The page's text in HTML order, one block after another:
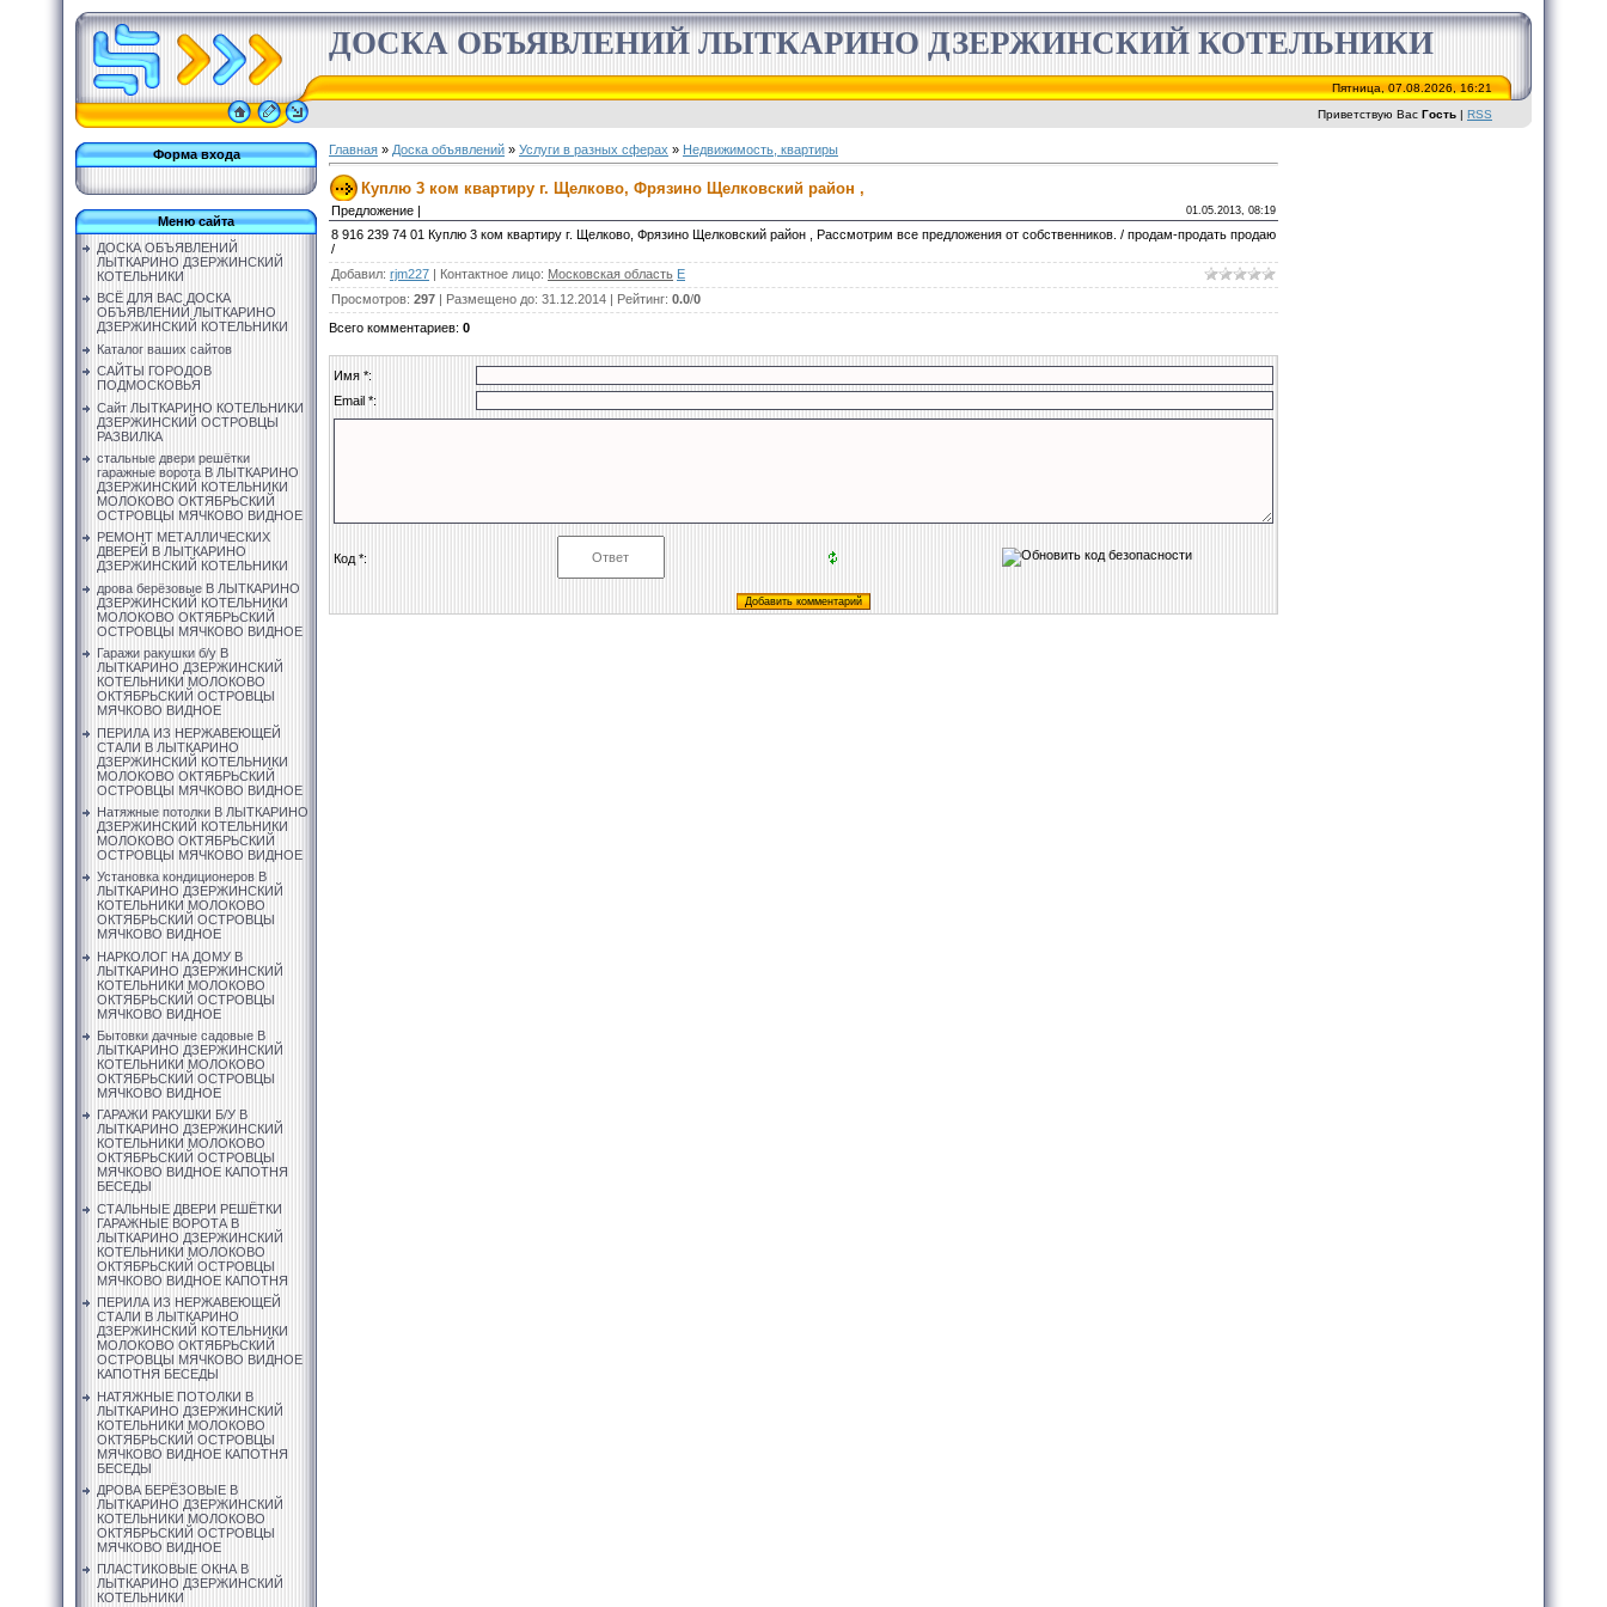
ДОСКА ОБЪЯВЛЕНИЙ ЛЫТКАРИНО ДЗЕРЖИНСКИЙ КОТЕЛЬНИКИ
Пятница, 07.08.2026, 16:21
Приветствую Вас Гость | RSS
Форма входа
Меню сайта
ДОСКА ОБЪЯВЛЕНИЙ
ЛЫТКАРИНО ДЗЕРЖИНСКИЙ
КОТЕЛЬНИКИ
ВСЁ ДЛЯ ВАС ДОСКА
ОБЪЯВЛЕНИЙ ЛЫТКАРИНО
ДЗЕРЖИНСКИЙ КОТЕЛЬНИКИ
Каталог ваших сайтов
САЙТЫ ГОРОДОВ
ПОДМОСКОВЬЯ
Сайт ЛЫТКАРИНО КОТЕЛЬНИКИ
ДЗЕРЖИНСКИЙ ОСТРОВЦЫ
РАЗВИЛКА
стальные двери решётки
гаражные ворота В ЛЫТКАРИНО
ДЗЕРЖИНСКИЙ КОТЕЛЬНИКИ
МОЛОКОВО ОКТЯБРЬСКИЙ
ОСТРОВЦЫ МЯЧКОВО ВИДНОЕ
РЕМОНТ МЕТАЛЛИЧЕСКИХ
ДВЕРЕЙ В ЛЫТКАРИНО
ДЗЕРЖИНСКИЙ КОТЕЛЬНИКИ
дрова берёзовые В ЛЫТКАРИНО
ДЗЕРЖИНСКИЙ КОТЕЛЬНИКИ
МОЛОКОВО ОКТЯБРЬСКИЙ
ОСТРОВЦЫ МЯЧКОВО ВИДНОЕ
Гаражи ракушки б/у В
ЛЫТКАРИНО ДЗЕРЖИНСКИЙ
КОТЕЛЬНИКИ МОЛОКОВО
ОКТЯБРЬСКИЙ ОСТРОВЦЫ
МЯЧКОВО ВИДНОЕ
ПЕРИЛА ИЗ НЕРЖАВЕЮЩЕЙ
СТАЛИ В ЛЫТКАРИНО
ДЗЕРЖИНСКИЙ КОТЕЛЬНИКИ
МОЛОКОВО ОКТЯБРЬСКИЙ
ОСТРОВЦЫ МЯЧКОВО ВИДНОЕ
Натяжные потолки В ЛЫТКАРИНО
ДЗЕРЖИНСКИЙ КОТЕЛЬНИКИ
МОЛОКОВО ОКТЯБРЬСКИЙ
ОСТРОВЦЫ МЯЧКОВО ВИДНОЕ
Установка кондиционеров В
ЛЫТКАРИНО ДЗЕРЖИНСКИЙ
КОТЕЛЬНИКИ МОЛОКОВО
ОКТЯБРЬСКИЙ ОСТРОВЦЫ
МЯЧКОВО ВИДНОЕ
НАРКОЛОГ НА ДОМУ В
ЛЫТКАРИНО ДЗЕРЖИНСКИЙ
КОТЕЛЬНИКИ МОЛОКОВО
ОКТЯБРЬСКИЙ ОСТРОВЦЫ
МЯЧКОВО ВИДНОЕ
Бытовки дачные садовые В
ЛЫТКАРИНО ДЗЕРЖИНСКИЙ
КОТЕЛЬНИКИ МОЛОКОВО
ОКТЯБРЬСКИЙ ОСТРОВЦЫ
МЯЧКОВО ВИДНОЕ
ГАРАЖИ РАКУШКИ Б/У В
ЛЫТКАРИНО ДЗЕРЖИНСКИЙ
КОТЕЛЬНИКИ МОЛОКОВО
ОКТЯБРЬСКИЙ ОСТРОВЦЫ
МЯЧКОВО ВИДНОЕ КАПОТНЯ
БЕСЕДЫ
СТАЛЬНЫЕ ДВЕРИ РЕШЁТКИ
ГАРАЖНЫЕ ВОРОТА В
ЛЫТКАРИНО ДЗЕРЖИНСКИЙ
КОТЕЛЬНИКИ МОЛОКОВО
ОКТЯБРЬСКИЙ ОСТРОВЦЫ
МЯЧКОВО ВИДНОЕ КАПОТНЯ
ПЕРИЛА ИЗ НЕРЖАВЕЮЩЕЙ
СТАЛИ В ЛЫТКАРИНО
ДЗЕРЖИНСКИЙ КОТЕЛЬНИКИ
МОЛОКОВО ОКТЯБРЬСКИЙ
ОСТРОВЦЫ МЯЧКОВО ВИДНОЕ
КАПОТНЯ БЕСЕДЫ
НАТЯЖНЫЕ ПОТОЛКИ В
ЛЫТКАРИНО ДЗЕРЖИНСКИЙ
КОТЕЛЬНИКИ МОЛОКОВО
ОКТЯБРЬСКИЙ ОСТРОВЦЫ
МЯЧКОВО ВИДНОЕ КАПОТНЯ
БЕСЕДЫ
ДРОВА БЕРЁЗОВЫЕ В
ЛЫТКАРИНО ДЗЕРЖИНСКИЙ
КОТЕЛЬНИКИ МОЛОКОВО
ОКТЯБРЬСКИЙ ОСТРОВЦЫ
МЯЧКОВО ВИДНОЕ
ПЛАСТИКОВЫЕ ОКНА В
ЛЫТКАРИНО ДЗЕРЖИНСКИЙ
КОТЕЛЬНИКИ
Главная » Доска объявлений » Услуги в разных сферах » Недвижимость, квартиры
Куплю 3 ком квартиру г. Щелково, Фрязино Щелковский район ,
Предложение | 01.05.2013, 08:19
8 916 239 74 01 Куплю 3 ком квартиру г. Щелково, Фрязино Щелковский район , Рассмотрим все предложения от собственников. / продам-продать продаю
/
Добавил: rjm227 | Контактное лицо: Московская область E
Просмотров: 297 | Размещено до: 31.12.2014 | Рейтинг: 0.0/0
Всего комментариев: 0
Имя *:
Email *:
Код *: